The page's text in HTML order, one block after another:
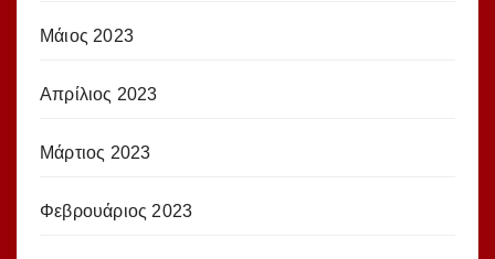
Μάιος 2023
Απρίλιος 2023
Μάρτιος 2023
Φεβρουάριος 2023